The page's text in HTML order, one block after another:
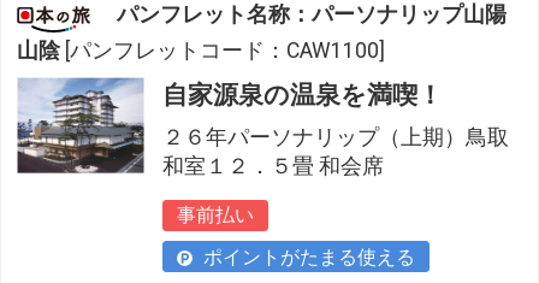
パンフレット名称：パーソナリップ山陽
山陰 [パンフレットコード：CAW1100]
自家源泉の温泉を満喫！
２６年パーソナリップ（上期）鳥取
和室１２．５畳 和会席
事前払い
ポイントがたまる使える